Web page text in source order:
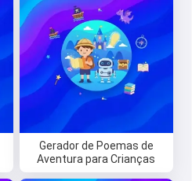
Gerador de Poemas de
Aventura para Crianças
a Storiko 👋